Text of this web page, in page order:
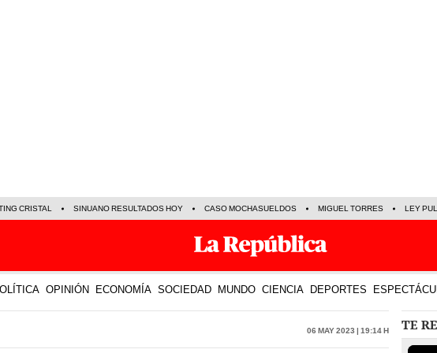
CRISTAL SINUANO RESULTADOS HOY CASO MOCHASUELDOS MIGUEL TORRES LEY
OPINIÓN ECONOMÍA SOCIEDAD MUNDO CIENCIA DEPORTES
06 May 2023 | 19:14 h TE